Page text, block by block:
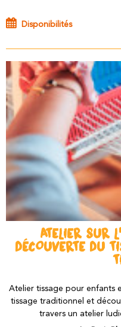
Disponibilités
ATELIER SUR
DÉCOUVERTE DU
Atelier tissage pour enfants
tissage traditionnel et
travers un atelier